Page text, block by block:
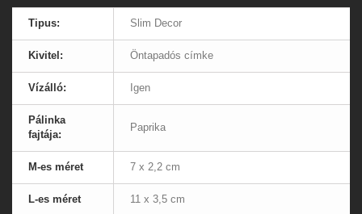
Tipus: Slim Decor
Kivitel: Öntapadós címke
Vízálló: Igen
Pálinka
fajtája:
Paprika
M-es méret 7 x 2,2 cm
L-es méret 11 x 3,5 cm